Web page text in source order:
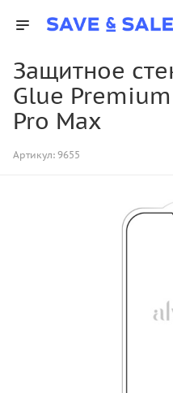
Защитное
Glue
Pro Max
Артикул: 9655